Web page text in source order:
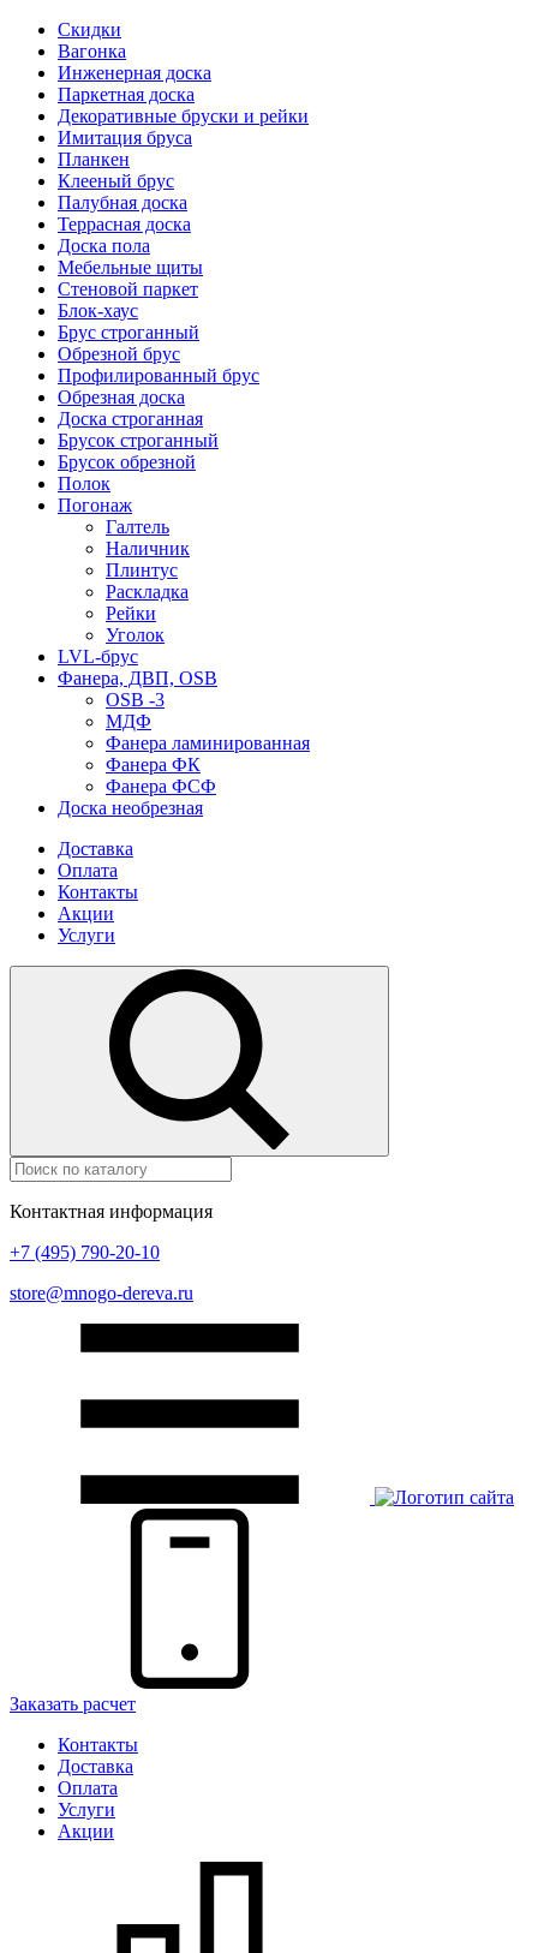
Скидки
Вагонка
Инженерная доска
Паркетная доска
Декоративные бруски и рейки
Имитация бруса
Планкен
Клееный брус
Палубная доска
Террасная доска
Доска пола
Мебельные щиты
Стеновой паркет
Блок-хаус
Брус строганный
Обрезной брус
Профилированный брус
Обрезная доска
Доска строганная
Брусок строганный
Брусок обрезной
Полок
Погонаж
Галтель
Наличник
Плинтус
Раскладка
Рейки
Уголок
LVL-брус
Фанера, ДВП, OSB
OSB -3
МДФ
Фанера ламинированная
Фанера ФК
Фанера ФСФ
Доска необрезная
Доставка
Оплата
Контакты
Акции
Услуги
Контактная информация
+7 (495) 790-20-10
store@mnogo-dereva.ru
Заказать расчет
Контакты
Доставка
Оплата
Услуги
Акции